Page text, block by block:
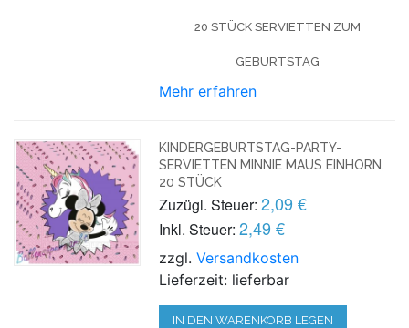
20 STÜCK SERVIETTEN ZUM
GEBURTSTAG
Mehr erfahren
KINDERGEBURTSTAG-PARTY-
SERVIETTEN MINNIE MAUS EINHORN,
20 STÜCK
Zuzügl. Steuer: 2,09 €
Inkl. Steuer: 2,49 €
zzgl.Versandkosten
Lieferzeit: lieferbar
IN DEN WARENKORB LEGEN